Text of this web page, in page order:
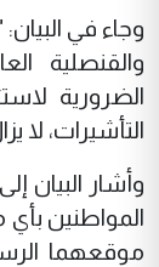
وجاء في
والقنصلية
الضرورية
التأشيرات، لا
وأشار البيان
المواطنين
موقعهما